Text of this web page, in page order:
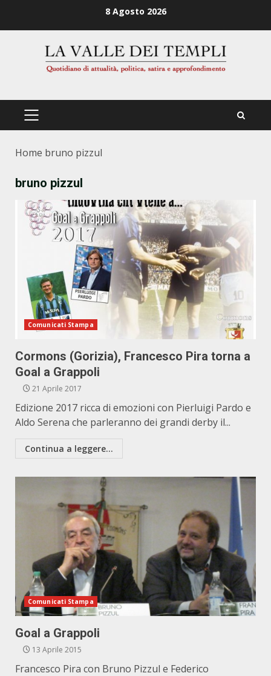
8 Agosto 2026
PRIMÄRES
Home bruno pizzul
bruno pizzul
Comunicati Stampa
Cormons (Gorizia), Francesco Pira torna a
Goal a Grappoli
21 Aprile 2017
Edizione 2017 ricca di emozioni con Pierluigi Pardo e
Aldo Serena che parleranno dei grandi derby il...
Continua a leggere...
Comunicati Stampa
Goal a Grappoli
13 Aprile 2015
Francesco Pira con Bruno Pizzul e Federico